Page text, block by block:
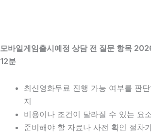
모바일게임출시예정 상담 전 질문 항목
12분
최신영화무료 진행 가능 여부를 판
지
비용이나 조건이 달라질 수 있는 요
준비해야 할 자료나 사전 확인 절차